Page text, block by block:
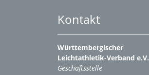
Kontakt
Württembergischer
Leichtathletik-Verband e.V.
Geschäftsstelle